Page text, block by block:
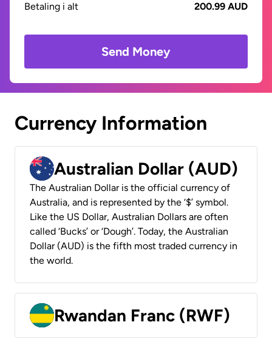
Betaling i alt
200.99 AUD
Send Money
Currency Information
Australian Dollar (AUD)
The Australian Dollar is the official currency of
Australia, and is represented by the ‘$’ symbol.
Like the US Dollar, Australian Dollars are often
called ‘Bucks’ or ‘Dough’. Today, the Australian
Dollar (AUD) is the fifth most traded currency in
the world.
Rwandan Franc (RWF)